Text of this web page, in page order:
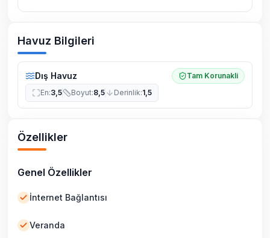
Havuz Bilgileri
Dış Havuz
Tam Korunakli
En:3,5 Boyut:8,5 Derinlik:1,5
Özellikler
Genel Özellikler
İnternet Bağlantısı
Veranda